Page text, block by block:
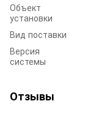
Объект
установки
Вид поставки
Версия
системы
Отзывы